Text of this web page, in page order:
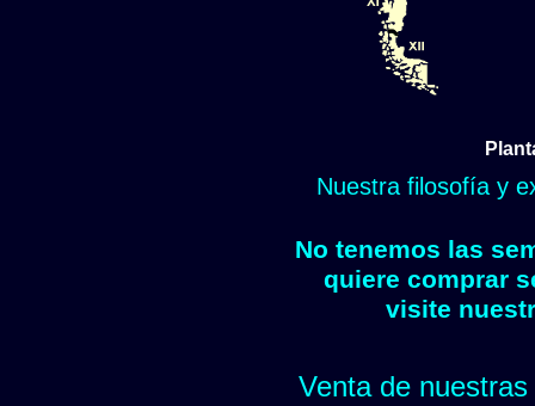
Nuestra filosofía y
No tenemos las
quiere comprar
visite
Venta de